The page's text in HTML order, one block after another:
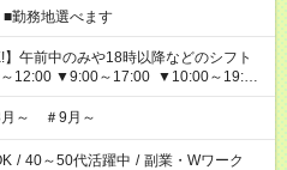
勤務地選べます
】午前中のみや18時以降などのシフト
12:00 ▼9:00～17:00 ▼10:00～19:00
月～ ＃9月～
/ 40～50代活躍中 / 副業・Wワーク